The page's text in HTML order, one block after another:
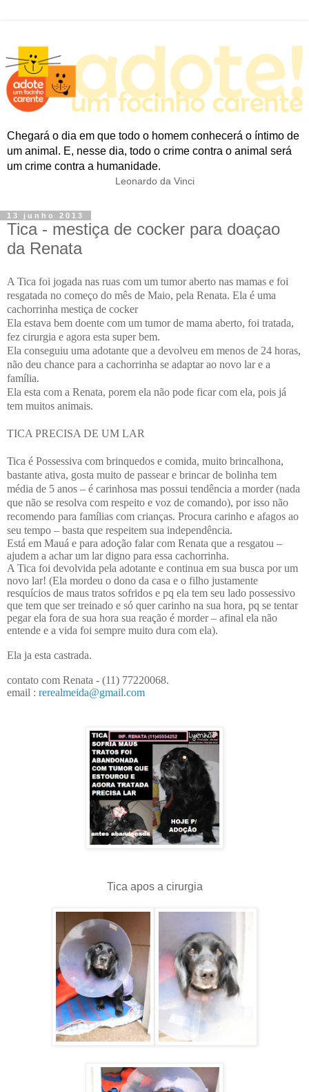
Chegará o dia em que todo o homem conhecerá o íntimo de
um animal. E, nesse dia, todo o crime contra o animal será
um crime contra a humanidade.
Leonardo da Vinci
13 junho 2013
Tica - mestiça de cocker para doaçao
da Renata
A Tica foi jogada nas ruas com um tumor aberto nas mamas e foi
resgatada no começo do mês de Maio, pela Renata. Ela é uma
cachorrinha mestiça de cocker
Ela estava bem doente com um tumor de mama aberto, foi tratada,
fez cirurgia e agora esta super bem.
Ela conseguiu uma adotante que a devolveu em menos de 24 horas,
não deu chance para a cachorrinha se adaptar ao novo lar e a
família.
Ela esta com a Renata, porem ela não pode ficar com ela, pois já
tem muitos animais.
TICA PRECISA DE UM LAR
Tica é Possessiva com brinquedos e comida, muito brincalhona,
bastante ativa, gosta muito de passear e brincar de bolinha tem
média de 5 anos – é carinhosa mas possui tendência a morder (nada
que não se resolva com respeito e voz de comando), por isso não
recomendo para famílias com crianças. Procura carinho e afagos ao
seu tempo – basta que respeitem sua independência.
Está em Mauá e para adoção falar com Renata que a resgatou –
ajudem a achar um lar digno para essa cachorrinha.
A Tica foi devolvida pela adotante e continua em sua busca por um
novo lar! (Ela mordeu o dono da casa e o filho justamente
resquícios de maus tratos sofridos e pq ela tem seu lado possessivo
que tem que ser treinado e só quer carinho na sua hora, pq se tentar
pegar ela fora de sua hora sua reação é morder – afinal ela não
entende e a vida foi sempre muito dura com ela).
Ela ja esta castrada.
contato com Renata - (11) 77220068.
email : rerealmeida@gmail.com
Tica apos a cirurgia